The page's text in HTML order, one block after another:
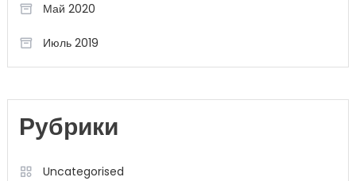
Май 2020
Июль 2019
Рубрики
Uncategorised